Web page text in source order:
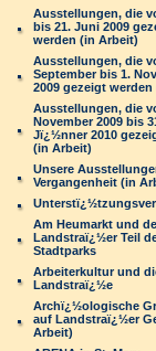
Ausstellungen, die
bis 21. Juni 2009
werden (in Arbeit)
Ausstellungen, die
September bis 1.
2009 gezeigt
Ausstellungen, die
November 2009 bis
Jï¿½nner 2010
(in Arbeit)
Unsere
Vergangenheit (in
Am Heumarkt und
Landstraï¿½er Teil
Stadtparks
Arbeiterkultur und
Landstraï¿½e
Archï¿½ologische
auf Landstraï¿½er
Arbeit)